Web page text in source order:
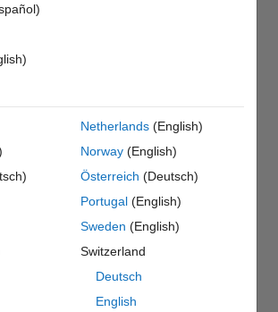
Netherlands(English)
Norway(English)
Österreich (Deutsch)
Portugal(English)
Sweden (English)
Switzerland
Deutsch
English